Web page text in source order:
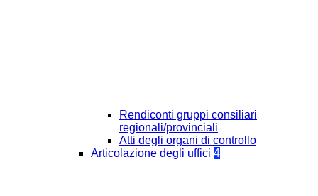
Rendiconti gruppi consiliari
regionali/provinciali
Atti degli organi di controllo
Articolazione degli uffici 4